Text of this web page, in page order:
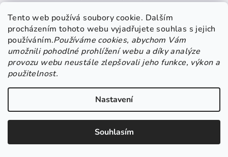
Tento web používá soubory cookie. Dalším
procházením tohoto webu vyjadřujete souhlas s jejich
používáním.Používáme cookies, abychom Vám
umožnili pohodlné prohlížení webu a díky analýze
provozu webu neustále zlepšovali jeho funkce, výkon a
použitelnost.
Nastavení
Souhlasím
Všestranné použití– na dveře, stěnu, do oken nebo jako
střed dekorace na stůl.
📏 Rozměry a specifikace:
cca 35–45 cm
Napájení světýlek:2x AA baterie (není součástí balení)